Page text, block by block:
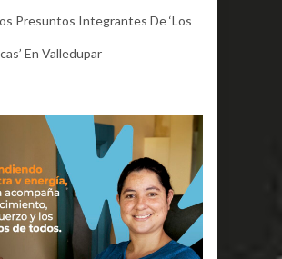
Presuntos Integrantes De ‘Los
En Valledupar